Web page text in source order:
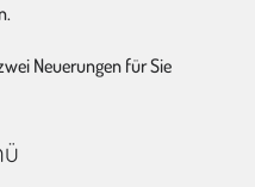
Neuerungen für Sie